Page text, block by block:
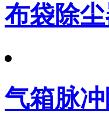
布袋除
气箱脉